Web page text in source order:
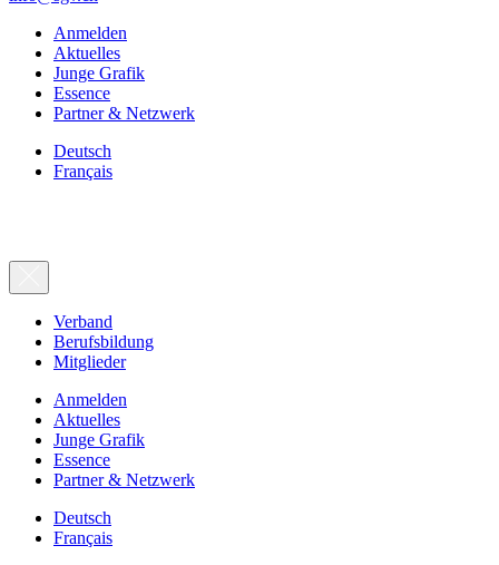
Anmelden
Aktuelles
Junge Grafik
Essence
Partner & Netzwerk
Deutsch
Français
Verband
Berufsbildung
Mitglieder
Anmelden
Aktuelles
Junge Grafik
Essence
Partner & Netzwerk
Deutsch
Français